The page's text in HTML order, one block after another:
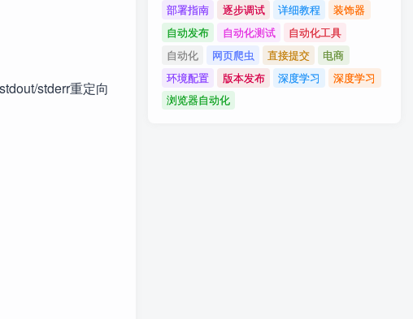
stderr重定向
部署指南
逐步调试 详细教程
装饰器
自动发布
自动化测试
自动化工具
自动化
网页爬虫 直接提交
电商
环境配置
版本发布 深度学习
深度学习
浏览器自动化